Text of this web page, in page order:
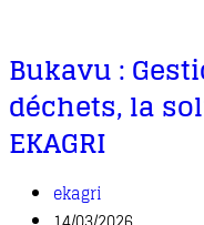
Bukavu :
déchets, la
EKAGRI
ekagri